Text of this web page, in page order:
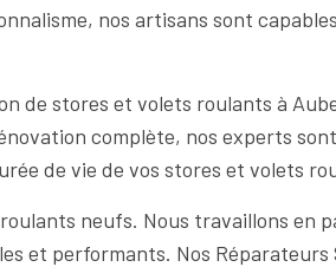
nos artisans sont
de stores et volets roulants à
complète, nos experts
de vie de vos stores et volets
neufs. Nous travaillons en
et performants. Nos